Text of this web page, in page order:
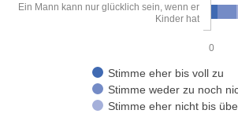
Stimme eher bis voll zu
Stimme weder zu noch
Stimme eher nicht bis
0
Ein Mann kann nur glücklich sein, wenn er
Kinder hat